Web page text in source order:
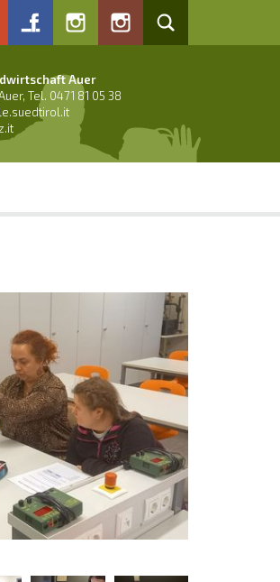
Auer
Tel. 0471 81 05 38